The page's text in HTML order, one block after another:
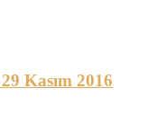
Kasım 2016